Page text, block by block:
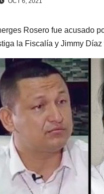
Rosero fue acusado
la Fiscalía y Jimmy